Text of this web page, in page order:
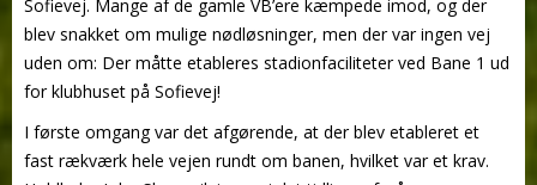
Sofievej. Mange af de gamle VB’ere kæmpede imod, og der
blev snakket om mulige nødløsninger, men der var ingen vej
uden om: Der måtte etableres stadionfaciliteter ved Bane 1 ud
for klubhuset på Sofievej!
I første omgang var det afgørende, at der blev etableret et
fast rækværk hele vejen rundt om banen, hvilket var et krav.